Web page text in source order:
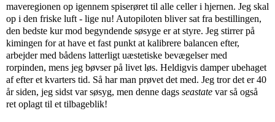
maveregionen op igennem spiserøret til alle celler i hjernen. Jeg skal
op i den friske luft - lige nu! Autopiloten bliver sat fra bestillingen,
den bedste kur mod begyndende søsyge er at styre. Jeg stirrer på
kimingen for at have et fast punkt at kalibrere balancen efter,
arbejder med bådens latterligt uæstetiske bevægelser med
rorpinden, mens jeg bøvser på livet løs. Heldigvis damper ubehaget
af efter et kvarters tid. Så har man prøvet det med. Jeg tror det er 40
år siden, jeg sidst var søsyg, men denne dags seastate var så også
ret oplagt til et tilbageblik!